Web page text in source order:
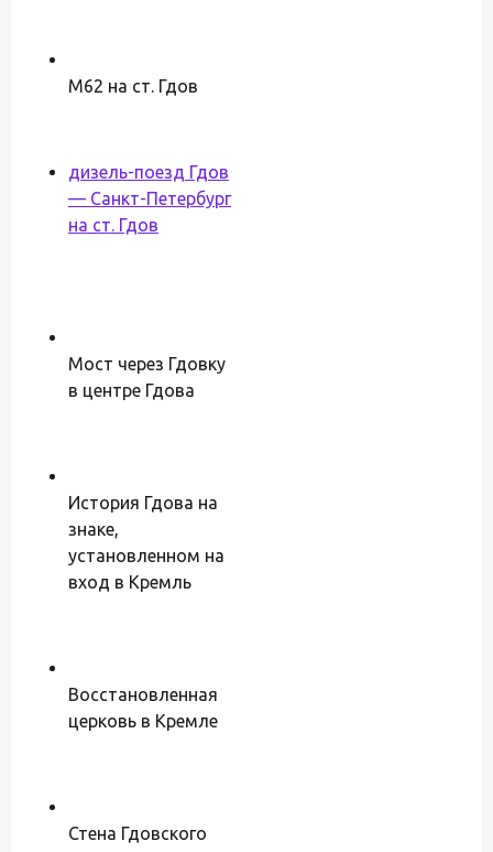
М62 на ст. Гдов
дизель-поезд Гдов
— Санкт-Петербург
на ст. Гдов
Мост через Гдовку
в центре Гдова
История Гдова на
знаке,
установленном на
вход в Кремль
Восстановленная
церковь в Кремле
Стена Гдовского